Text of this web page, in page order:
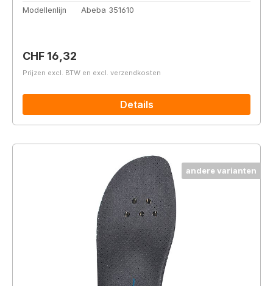
Modellenlijn
Abeba 351610
Normale prijs:
CHF 16,32
Prijzen excl. BTW en excl. verzendkosten
Details
andere varianten